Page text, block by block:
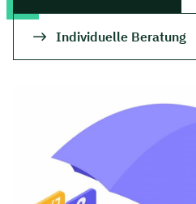
Individuelle Beratung